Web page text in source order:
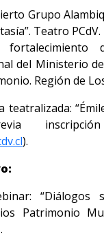
Grupo
Teatro
fortalecimiento
del Ministerio
Región de
teatralizada:
).
“Diálogos
Patrimonio